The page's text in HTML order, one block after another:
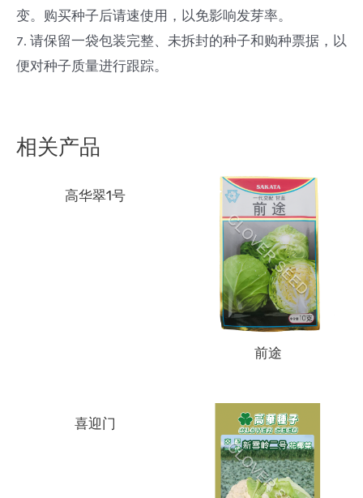
变。购买种子后请速使用，以免影响发芽率。
7. 请保留一袋包装完整、未拆封的种子和购种票据，以
便对种子质量进行跟踪。
相关产品
高华翠1号
前途
喜迎门